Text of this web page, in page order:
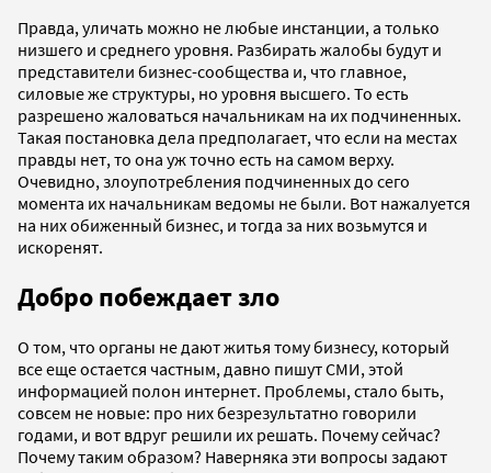
Правда, уличать можно не любые инстанции, а только
низшего и среднего уровня. Разбирать жалобы будут и
представители бизнес-сообщества и, что главное,
силовые же структуры, но уровня высшего. То есть
разрешено жаловаться начальникам на их подчиненных.
Такая постановка дела предполагает, что если на местах
правды нет, то она уж точно есть на самом верху.
Очевидно, злоупотребления подчиненных до сего
момента их начальникам ведомы не были. Вот нажалуется
на них обиженный бизнес, и тогда за них возьмутся и
искоренят.
Добро побеждает зло
О том, что органы не дают житья тому бизнесу, который
все еще остается частным, давно пишут СМИ, этой
информацией полон интернет. Проблемы, стало быть,
совсем не новые: про них безрезультатно говорили
годами, и вот вдруг решили их решать. Почему сейчас?
Почему таким образом? Наверняка эти вопросы задают